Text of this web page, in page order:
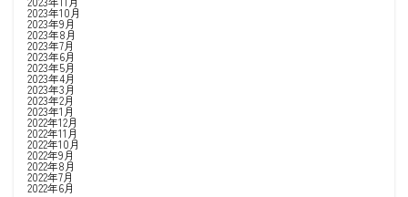
2023年10月
2023年9月
2023年8月
2023年7月
2023年6月
2023年5月
2023年4月
2023年3月
2023年2月
2023年1月
2022年12月
2022年11月
2022年10月
2022年9月
2022年8月
2022年7月
2022年6月